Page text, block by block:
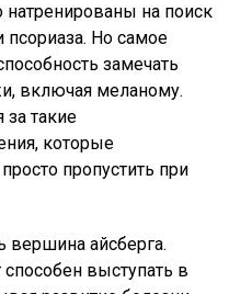
на поиск
Но самое
замечать
включая меланому.
за такие
которые
пропустить при
вершина айсберга.
выступать в